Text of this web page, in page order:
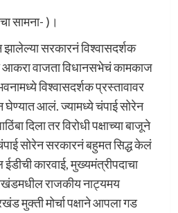
सामना- )।
सरकारनं विश्वासदर्शक
वाजता विधानसभेचं कामकाज
विश्वासदर्शक प्रस्तावावर
घेण्यात आलं. ज्यामध्ये चंपाई सोरेन
दिला तर विरोधी पक्षाच्या बाजूने
सोरेन सरकारनं बहुमत सिद्ध केलं
कारवाई, मुख्यमंत्रीपदाचा
राजकीय नाट्यमय
मुक्ती मोर्चा पक्षाने आपला गड